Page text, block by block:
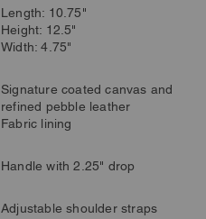
Length: 10.75"
Height: 12.5"
Width: 4.75"
Signature coated canvas and
refined pebble leather
Fabric lining
Handle with 2.25" drop
Adjustable shoulder straps